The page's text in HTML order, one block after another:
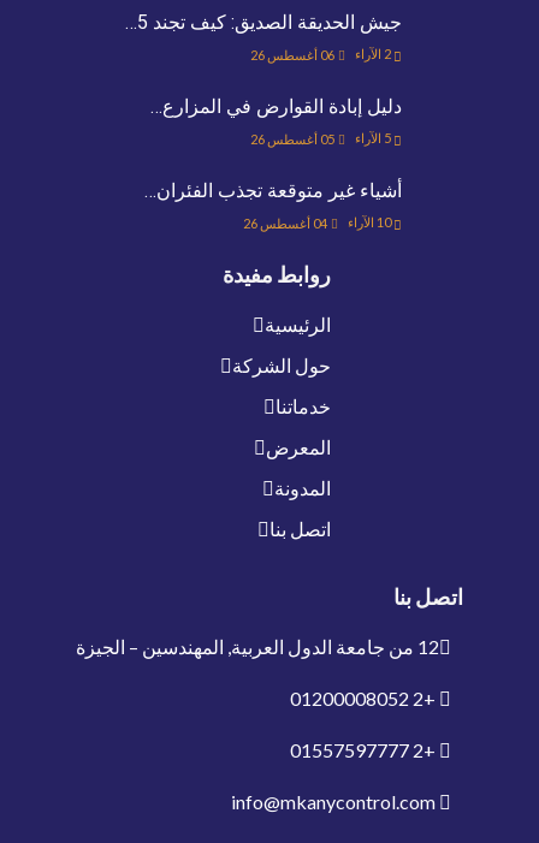
جيش الحديقة الصديق: كيف تجند 5…
06 أغسطس 26 الآراء
دليل إبادة القوارض في المزارع…
05 أغسطس 26 الآراء
أشياء غير متوقعة تجذب الفئران…
04 أغسطس 26 10 الآراء
روابط مفيدة
الرئيسية
حول الشركة
خدماتنا
المعرض
المدونة
اتصل بنا
اتصل بنا
12 من جامعة الدول العربية, المهندسين – الجيزة
+2
01200008052
+2
01557597777